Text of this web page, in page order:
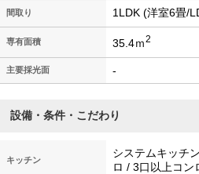
間取り 1LDK (洋室6畳/
専有面積 35.4ｍ2
主要採光面 -
設備・条件・こだわり
キッチン
システムキッチ
ロ / 3口以上コン